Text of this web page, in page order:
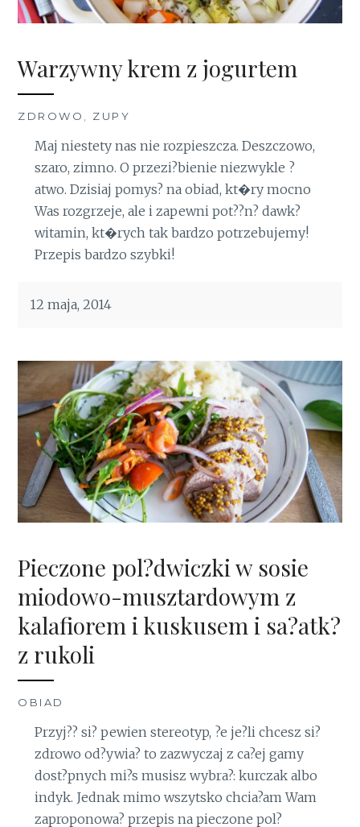
Warzywny krem z jogurtem
ZDROWO , ZUPY
Maj niestety nas nie rozpieszcza. Deszczowo,
szaro, zimno. O przezi?bienie niezwykle ?
atwo. Dzisiaj pomys? na obiad, kt�ry mocno
Was rozgrzeje, ale i zapewni pot??n? dawk?
witamin, kt�rych tak bardzo potrzebujemy!
Przepis bardzo szybki!
12 maja, 2014
Pieczone pol?dwiczki w sosie
miodowo-musztardowym z
kalafiorem i kuskusem i sa?atk?
z rukoli
OBIAD
Przyj?? si? pewien stereotyp, ?e je?li chcesz si?
zdrowo od?ywia? to zazwyczaj z ca?ej gamy
dost?pnych mi?s musisz wybra?: kurczak albo
indyk. Jednak mimo wszytsko chcia?am Wam
zaproponowa? przepis na pieczone pol?